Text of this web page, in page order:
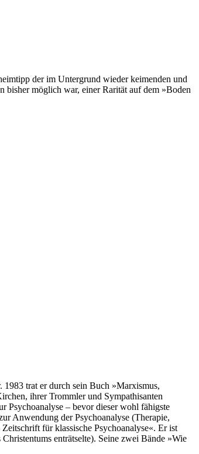
der im Untergrund wieder keimenden und
bisher möglich war, einer Rarität auf dem »Boden
trat er durch sein Buch »Marxismus,
ihrer Trommler und Sympathisanten
Psychoanalyse – bevor dieser wohl fähigste
Anwendung der Psychoanalyse (Therapie,
für klassische Psychoanalyse«. Er ist
enträtselte). Seine zwei Bände »Wie